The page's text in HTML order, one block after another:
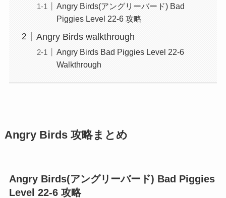
Angry Birds(アングリーバード) Bad
Piggies Level 22-6 攻略
Angry Birds walkthrough
Angry Birds Bad Piggies Level 22-6
Walkthrough
Angry Birds 攻略まとめ
Angry Birds(アングリーバード) Bad Piggies
Level 22-6 攻略